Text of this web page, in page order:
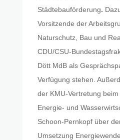
Städtebauförderung.
Vorsitzende der
Naturschutz, Bau und
CDU/CSU-
Dött MdB als
Verfügung stehen.
der KMU-Vertretung
Energie- und
Schoon-Pernkopf über
Umsetzung